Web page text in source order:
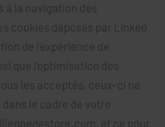
à la navigation des
cookies déposés par Linkeo
de l’expérience de
que l’optimisation des
les acceptés, ceux-ci ne
le cadre de votre
, et ce pour